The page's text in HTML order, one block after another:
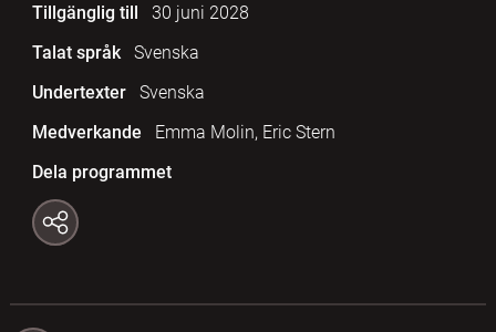
Tillgänglig till
30 juni 2028
Talat språk
Svenska
Undertexter
Svenska
Medverkande
Emma Molin, Eric Stern
Dela programmet